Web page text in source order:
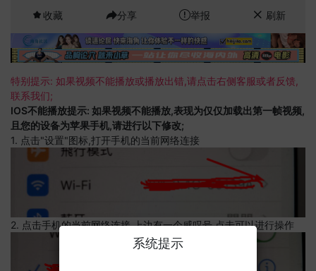
收藏 分享 举报 刷新
特别提示: 如果视频不能播放或播放出错,请点击右侧客服或者反馈,
联系我们;
IOS不能播放提示: 如果视频不能播放,表现为仅仅加载出第一帧视频,
且您的设备为苹果手机,请进行以下修改;
1. 点击"设置"图标,打开手机的当前网络连接
2. 点击手机的当前网络连接,上边有一个感叹号,点击可以进行操作
系统提示